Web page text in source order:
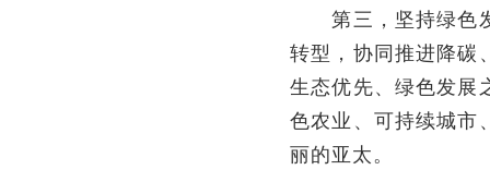
第三，坚持绿色发
转型，协同推进降碳
生态优先、绿色发展
色农业、可持续城市
丽的亚太。